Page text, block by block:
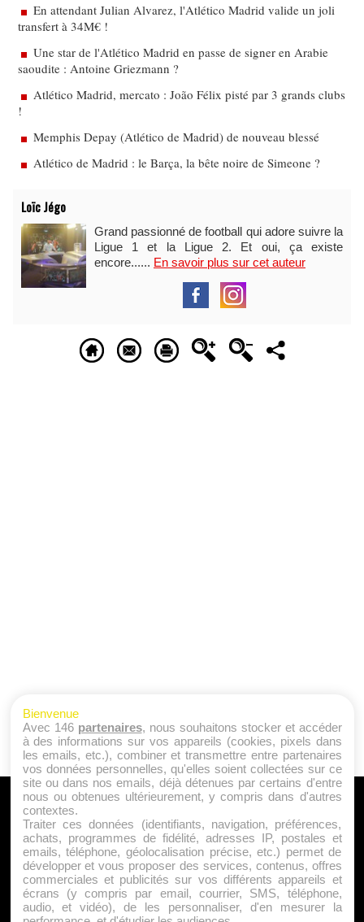
En attendant Julian Alvarez, l'Atlético Madrid valide un joli
transfert à 34M€ !
Une star de l'Atlético Madrid en passe de signer en Arabie
saoudite : Antoine Griezmann ?
Atlético Madrid, mercato : João Félix pisté par 3 grands clubs
!
Memphis Depay (Atlético de Madrid) de nouveau blessé
Atlético de Madrid : le Barça, la bête noire de Simeone ?
Loïc Jégo
Grand passionné de football qui adore suivre la
Ligue 1 et la Ligue 2. Et oui, ça existe
encore...... En savoir plus sur cet auteur
A PROPOS
Qui sommes nous ?
Mentions Légales
Publicité
Politique de Cookies
Contact
Bienvenue
Avec 146 partenaires, nous souhaitons stocker et accéder
à des informations sur vos appareils (cookies, pixels dans
les emails, etc.), combiner et transmettre entre partenaires
vos données personnelles, qu'elles soient collectées sur ce
site ou dans nos emails, déjà détenues par certains d'entre
nous ou obtenues ultérieurement, y compris dans d'autres
contextes.
Traiter ces données (identifiants, navigation, préférences,
achats, programmes de fidélité, adresses IP, postales et
emails, téléphone, géolocalisation précise, etc.) permet de
développer et vous proposer des services, contenus, offres
commerciales et publicités sur vos différents appareils et
écrans (y compris par email, courrier, SMS, téléphone,
audio, et vidéo), de les personnaliser, d'en mesurer la